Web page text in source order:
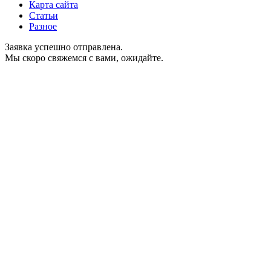
Карта сайта
Статьи
Разное
Заявка успешно отправлена.
Мы скоро свяжемся с вами, ожидайте.